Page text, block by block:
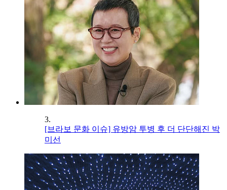
3.
[브라보 문화 이슈] 유방암 투병 후 더 단단해진 박
미선